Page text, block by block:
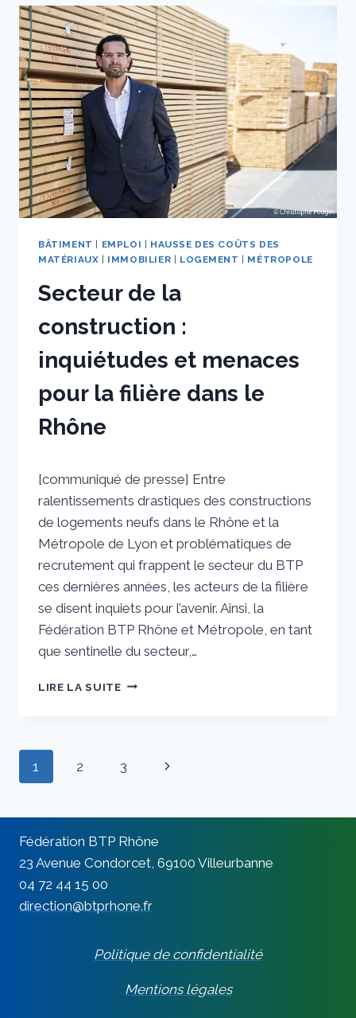
À
LA
DÉCOUVERTE
D’UN
CHANTIER
MAJEUR
DE
LYON
BÂTIMENT EMPLOI
HAUSSE DES COÛTS DES
MATÉRIAUX
IMMOBILIER LOGEMENT MÉTROPOLE
Secteur de la
construction :
inquiétudes et menaces
pour la filière dans le
Rhône
sstradiotto
[communiqué de presse] Entre
ralentissements drastiques des constructions
de logements neufs dans le Rhône et la
Métropole de Lyon et problématiques de
recrutement qui frappent le secteur du BTP
ces dernières années, les acteurs de la filière
se disent inquiets pour l’avenir. Ainsi, la
Fédération BTP Rhône et Métropole, en tant
que sentinelle du secteur,…
LIRE LA SUITESECTEUR
INQUIÉTUDES
POUR
FILIÈRE
DANS
RHÔNE
Navigation
page
1 2 3
Page
Fédération BTP Rhône
23 Avenue Condorcet, 69100 Villeurbanne
04 72 44 15 00
direction@btprhone.fr
Politique de confidentialité
Mentions légales